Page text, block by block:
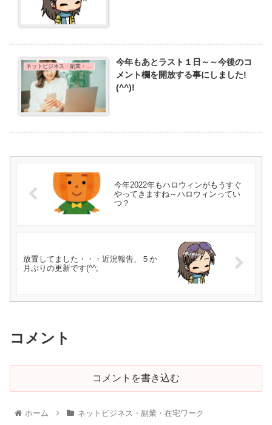
ネットビジネス・副業・在宅ワーク
今年もあとラスト１日～～今後のコ
メント欄を開放する事にしました!
(^^)!
今年2022年もハロウィンがもうすぐ
やってきますね～ハロウィンってい
つ？
放置してました・・・近況報告、５か
月ぶりの更新です(^^;
コメント
コメントを書き込む
ホーム ネットビジネス・副業・在宅ワーク